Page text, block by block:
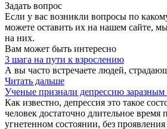
Задать вопрос
Если у вас возникли вопросы по
можете оставить их на нашем сайте,
на них.
Вам может быть интересно
3 шага на пути к взрослению
А вы часто встречаете людей,
Читать дальше
Ученые признали депрессию заразным
Как известно, депрессия это такое
человек достаточно длительное время
угнетенном состоянии, без